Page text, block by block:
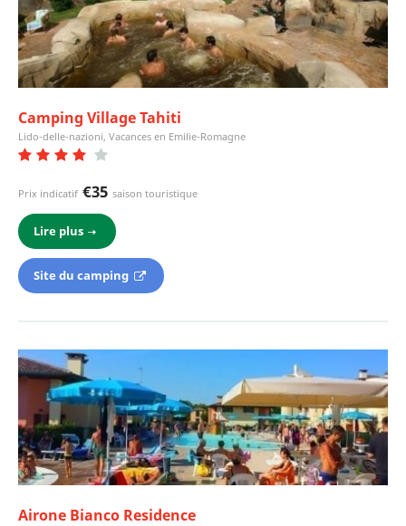
Camping Village Tahiti
Lido-delle-nazioni, Vacances en Emilie-Romagne
Prix indicatif €35 saison touristique
Lire plus
Site du camping
Airone Bianco Residence